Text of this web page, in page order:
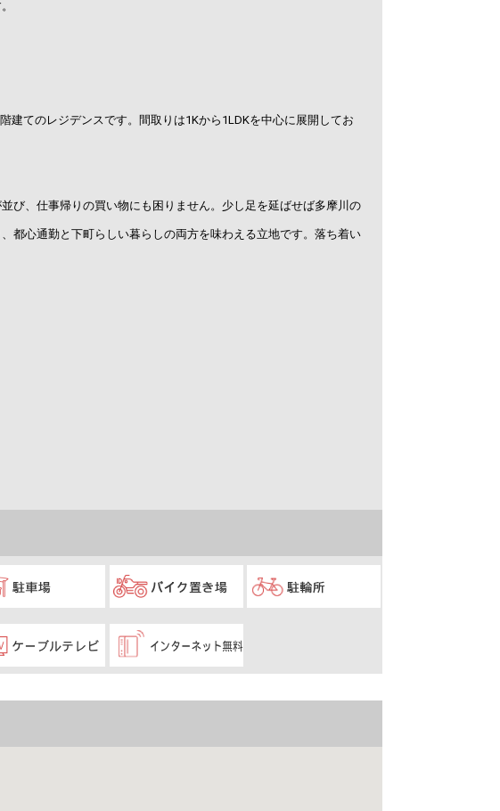
建てのレジデンスです。間取りは1Kから1LDKを中心に展開してお
び、仕事帰りの買い物にも困りません。少し足を延ばせば多摩川の
都心通勤と下町らしい暮らしの両方を味わえる立地です。落ち着い